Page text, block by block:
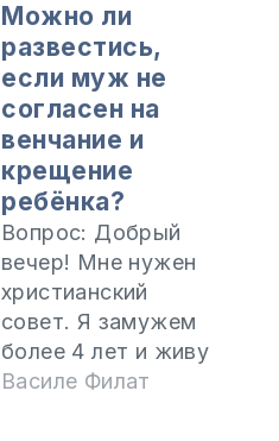
Можно ли
развестись,
если муж не
согласен на
венчание и
крещение
ребёнка?
Вопрос: Добрый
вечер! Мне нужен
христианский
совет. Я замужем
более 4 лет и живу
в Испании. Я —
Василе Филат